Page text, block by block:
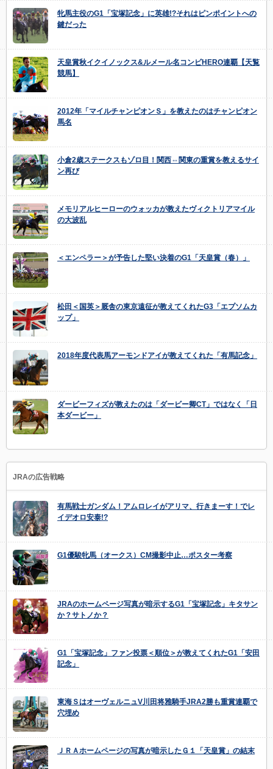
牝馬主役のG1「宝塚記念」に英雄!?それはピンポイントへの
鍵だった
天皇賞秋イクイノックス&ルメール名コンビHERO連覇【天覧
競馬】
2012年「マイルチャンピオンＳ」を教えたのはチャンピオン
馬名
小倉2歳ステークスもゾロ目！関西⇔関東の重賞を教えるサイ
ン再び
メモリアルヒーローのウォッカが教えたヴィクトリアマイル
の大波乱
＜エンペラー＞が予告した堅い決着のG1「天皇賞（春）」
松田＜国英＞厩舎の東京遠征が教えてくれたG3「エプソムカ
ップ」
2018年度代表馬アーモンドアイが教えてくれた「有馬記念」
ダービーフィズが教えたのは「ダービー卿CT」ではなく「日
本ダービー」
JRAの広告戦略
有馬戦士ガンダム！アムロレイがアリマ、行きまーす！でレ
イデオロ安泰!?
G1優駿牝馬（オークス）CM撮影中止…ポスター考察
JRAのホームページ写真が暗示するG1「宝塚記念」キタサン
か？サトノか？
G1「宝塚記念」ファン投票＜順位＞が教えてくれたG1「安田
記念」
東海ＳはオーヴェルニュV川田将雅騎手JRA2勝も重賞連覇で
穴埋め
ＪＲＡホームページの写真が暗示したＧ１「天皇賞」の結末